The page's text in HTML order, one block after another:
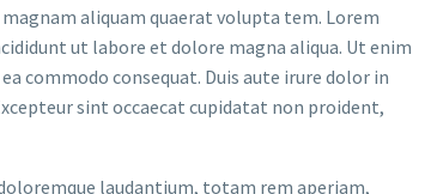
aliquam quaerat volupta tem. Lorem
ut labore et dolore magna aliqua. Ut enim
commodo consequat. Duis aute irure dolor in
sint occaecat cupidatat non proident,
laudantium, totam rem aperiam,